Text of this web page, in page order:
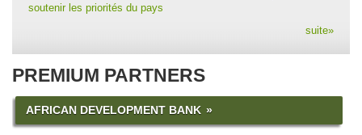
soutenir les priorités du pays
suite»
PREMIUM PARTNERS
AFRICAN DEVELOPMENT BANK